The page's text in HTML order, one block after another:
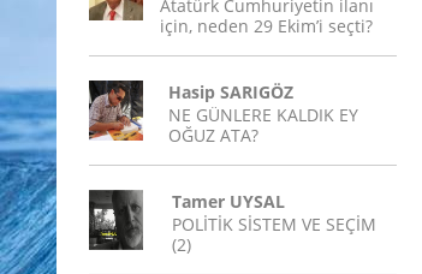
Atatürk Cumhuriyetin ilanı
için, neden 29 Ekim’i seçti?
Hasip SARIGÖZ
NE GÜNLERE KALDIK EY
OĞUZ ATA?
Tamer UYSAL
POLİTİK SİSTEM VE SEÇİM
(2)